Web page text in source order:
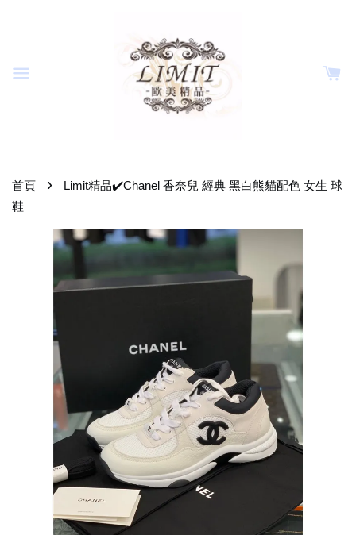
首頁 ›
Limit精品✔️Chanel 香奈兒 經典 黑白熊貓配色 女生 球
鞋